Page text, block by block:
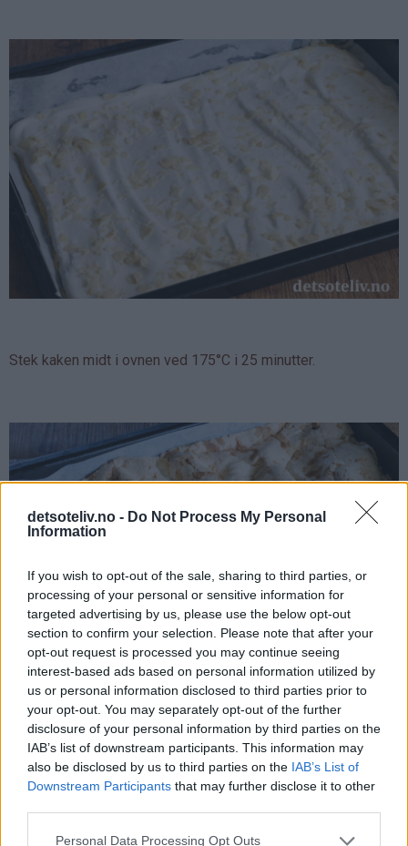
detsoteliv.no - Do Not Process My Personal
Information
If you wish to opt-out of the sale, sharing to third parties, or
processing of your personal or sensitive information for
targeted advertising by us, please use the below opt-out
section to confirm your selection. Please note that after your
opt-out request is processed you may continue seeing
interest-based ads based on personal information utilized by
us or personal information disclosed to third parties prior to
your opt-out. You may separately opt-out of the further
disclosure of your personal information by third parties on the
IAB’s list of downstream participants. This information may
also be disclosed by us to third parties on the IAB’s List of
Downstream Participants that may further disclose it to other
Personal Data Processing Opt Outs
Stek kaken midt i ovnen ved 175°C i 25 minutter.
Avkjøl kaken helt i langpannen. Hvelv så ut kaken og fjern
bakepapiret. Snu kaken tilbake, slik at marengssiden vender
opp. Del kaken i to deler på midten slik at kaken får halv
størrelse (ca. 20 x 30 cm).